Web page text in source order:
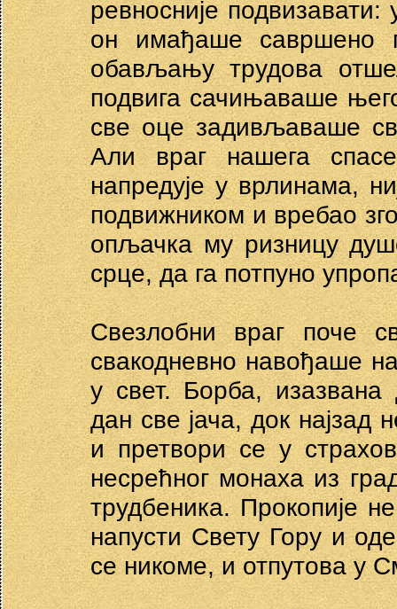
ревносније
он имађаше савршено
обављању трудова
подвига сачињаваше
све оце задивљаваше
Али враг нашега
напредује у врлинама,
подвижником и вребао
опљачка му ризницу
срце, да га потпуно
Свезлобни враг поче
свакодневно навођаше
у свет. Борба,
дан све јача, док
и претвори се у
несрећног монаха из
трудбеника. Прокопије
напусти Свету Гору и
се никоме, и отпутова у